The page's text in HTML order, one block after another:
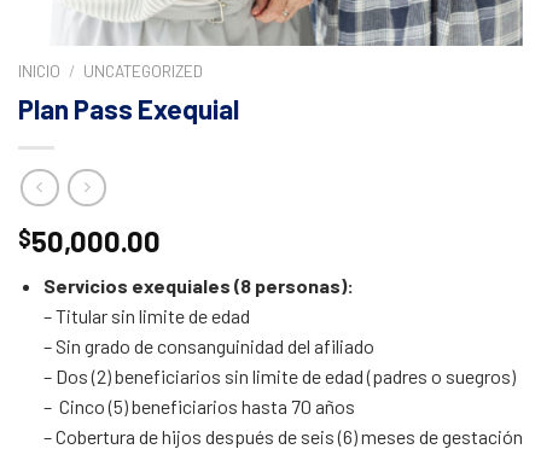
INICIO / UNCATEGORIZED
Plan Pass Exequial
$50,000.00
Servicios exequiales (8 personas):
– Titular sin limite de edad
– Sin grado de consanguinidad del afiliado
– Dos (2) beneficiarios sin limite de edad (padres o suegros)
– Cinco (5) beneficiarios hasta 70 años
– Cobertura de hijos después de seis (6) meses de gestación